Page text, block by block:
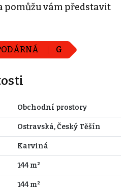
pomůžu vám představit
G
Obchodní prostory
Ostravská, Český Těšín
Karviná
144 m²
144 m²